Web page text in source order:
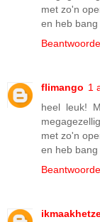
met zo'n
en heb
flimango 1
heel leuk!
met zo'n
en heb